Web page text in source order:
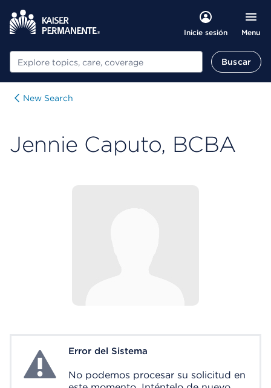
Inicie sesión Menu
Buscar Buscar
New Search
Jennie Caputo, BCBA
System ErrorError del Sistema
No podemos procesar su solicitud en